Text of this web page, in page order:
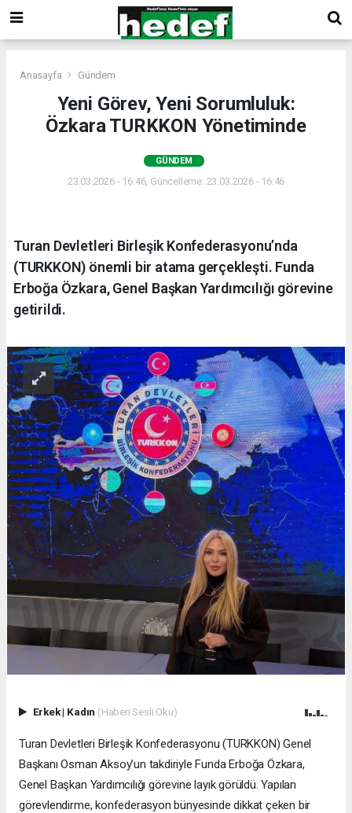
Anasayfa Gündem
Yeni Görev, Yeni Sorumluluk:
Özkara TURKKON Yönetiminde
GÜNDEM
23.03.2026 - 16:46, Güncelleme: 23.03.2026 - 16:46
Turan Devletleri Birleşik Konfederasyonu’nda
(TURKKON) önemli bir atama gerçekleşti. Funda
Erboğa Özkara, Genel Başkan Yardımcılığı görevine
getirildi.
Erkek| Kadın (Haberi Sesli Oku)
Turan Devletleri Birleşik Konfederasyonu (TURKKON) Genel
Başkanı Osman Aksoy’un takdiriyle Funda Erboğa Özkara,
Genel Başkan Yardımcılığı görevine layık görüldü. Yapılan
görevlendirme, konfederasyon bünyesinde dikkat çeken bir